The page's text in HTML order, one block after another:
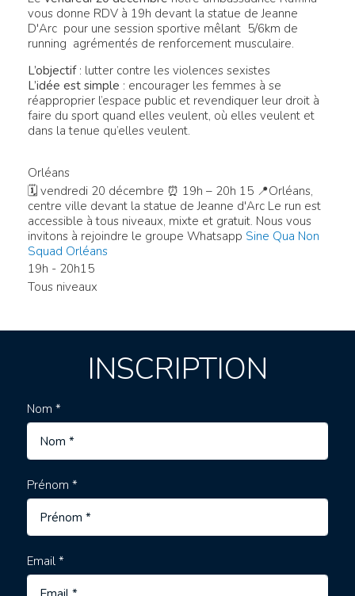
vous donne RDV à 19h devant la statue de Jeanne
D'Arc pour une session sportive mêlant 5/6km de
running agrémentés de renforcement musculaire.
L’objectif: lutter contre les violences sexistes
L’idée est simple : encourager les femmes à se
réapproprier l’espace public et revendiquer leur droit à
faire du sport quand elles veulent, où elles veulent et
dans la tenue qu’elles veulent.
Orléans
🗓 vendredi 20 décembre ⏰ 19h – 20h 15 📍Orléans,
centre ville devant la statue de Jeanne d'Arc Le run est
accessible à tous niveaux, mixte et gratuit. Nous vous
invitons à rejoindre le groupe Whatsapp Sine Qua Non
Squad Orléans
19h - 20h15
Tous niveaux
INSCRIPTION
Nom *
Prénom *
Email *